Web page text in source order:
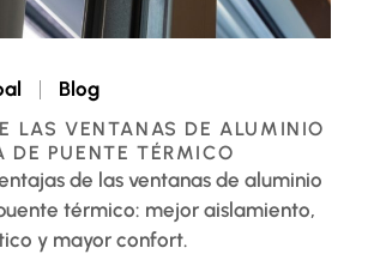
Blog
LAS VENTANAS DE ALUMINIO
DE PUENTE TÉRMICO
de las ventanas de aluminio
térmico: mejor aislamiento,
y mayor confort.